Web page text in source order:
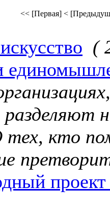
<< [Первая] <
(
кто